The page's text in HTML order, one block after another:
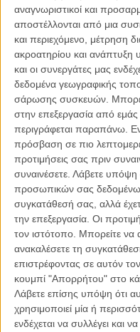
αναγνωριστικοί και
αποστέλλονται από μια
και περιεχόμενο, μέτρηση
ακροατηρίου και ανάπτυξη
και οι συνεργάτες μας
δεδομένα γεωγραφικής
σάρωσης συσκευών.
στην επεξεργασία από
περιγράφεται παραπάνω.
πρόσβαση σε πιο
προτιμήσεις σας πριν
συναινέσετε. Λάβετε υπόψη
προσωπικών σας δεδομένων
συγκατάθεσή σας, αλλά
την επεξεργασία. Οι
τον ιστότοπο. Μπορείτε να
ανακαλέσετε τη
επιστρέφοντας σε αυτόν
κουμπί "Απορρήτου" στο
Λάβετε επίσης υπόψη ότι
χρησιμοποιεί μία ή
ενδέχεται να συλλέγει και
ΝΕΑ /16 ΜΑΙ 2015/ Λήδα
Βιμ Βέντερς
Συνέντευξη
Η επιτυχία είναι
καλύτερο, δεν σε πάει
απλώς ένα ωραίο,
συναίσθημα.»